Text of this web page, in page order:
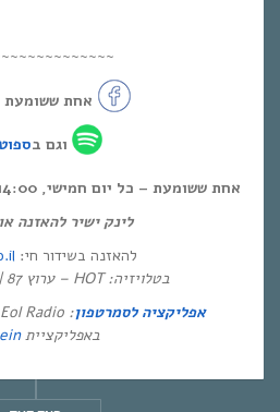
אחת ששומעת
וגם ב
אחת ששומעת – כל יום חמישי, 12:00-14:00,
לינק ישיר להאזנה
להאזנה בשידור חי:
בטלויזיה: HOT – ערוץ 87 | YES – ערוץ 71
אפליקציה לסמרטפון: Eol Radio (
באפליקציית